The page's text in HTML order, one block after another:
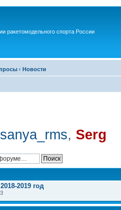
ракетомодельного спорта России
‹ Новости
sanya_rms, Serg
2019 год